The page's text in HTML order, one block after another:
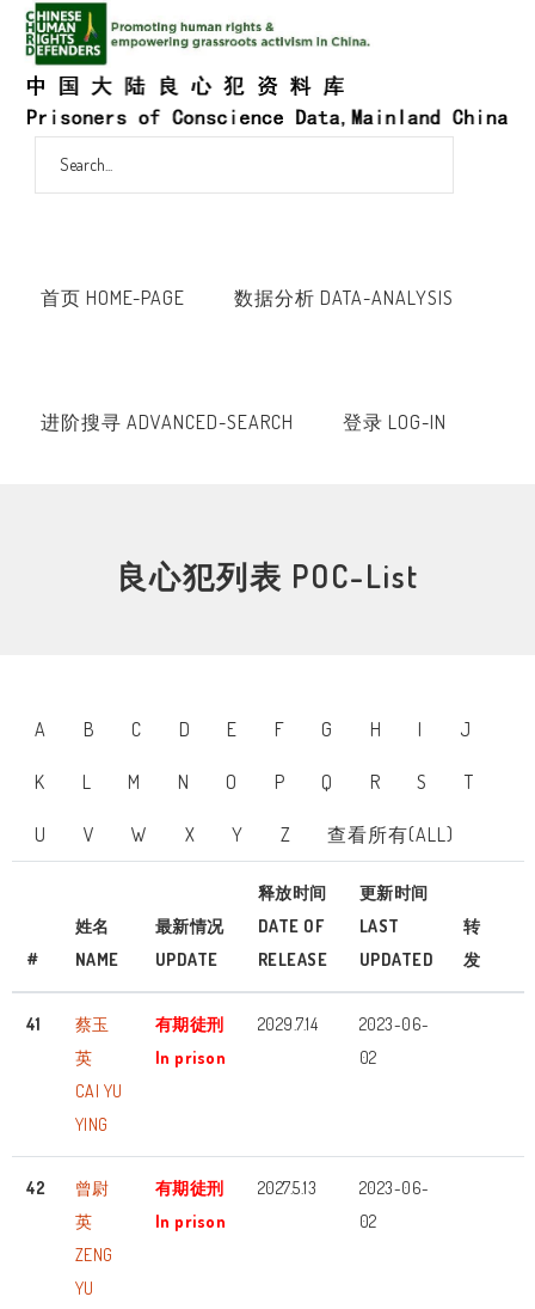
首页 HOME-PAGE 数据分析 DATA-ANALYSIS
进阶搜寻 ADVANCED-SEARCH 登录 LOG-IN
良心犯列表 POC-List
A B C D E F G H I J
K L M N O P Q R S T
U V W X Y Z 查看所有(ALL)
#
姓名
NAME
最新情况
UPDATE
释放时间
DATE OF
RELEASE
更新时间
LAST
UPDATED
转
发
41
蔡玉
英
CAI YU
YING
有期徒刑
In prison
2029.7.14
2023-06-
02
42
曾尉
英
ZENG
YU
有期徒刑
In prison
2027.5.13
2023-06-
02